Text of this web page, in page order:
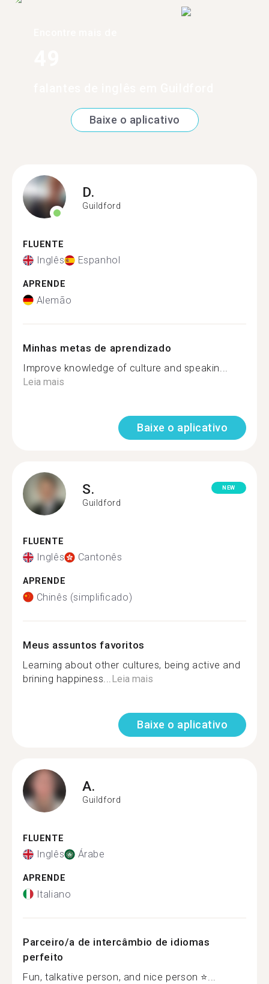
Baixe o aplicativo
D.
Guildford
FLUENTE
Inglês Espanhol
APRENDE
Alemão
Minhas metas de aprendizado
Improve knowledge of culture and speakin...
Leia mais
Baixe o aplicativo
S.
Guildford
NEW
FLUENTE
Inglês Cantonês
APRENDE
Chinês (simplificado)
Meus assuntos favoritos
Learning about other cultures, being active and
brining happiness... Leia mais
Baixe o aplicativo
A.
Guildford
FLUENTE
Inglês Árabe
APRENDE
Italiano
Parceiro/a de intercâmbio de idiomas
perfeito
Fun, talkative person, and nice person ⭐...